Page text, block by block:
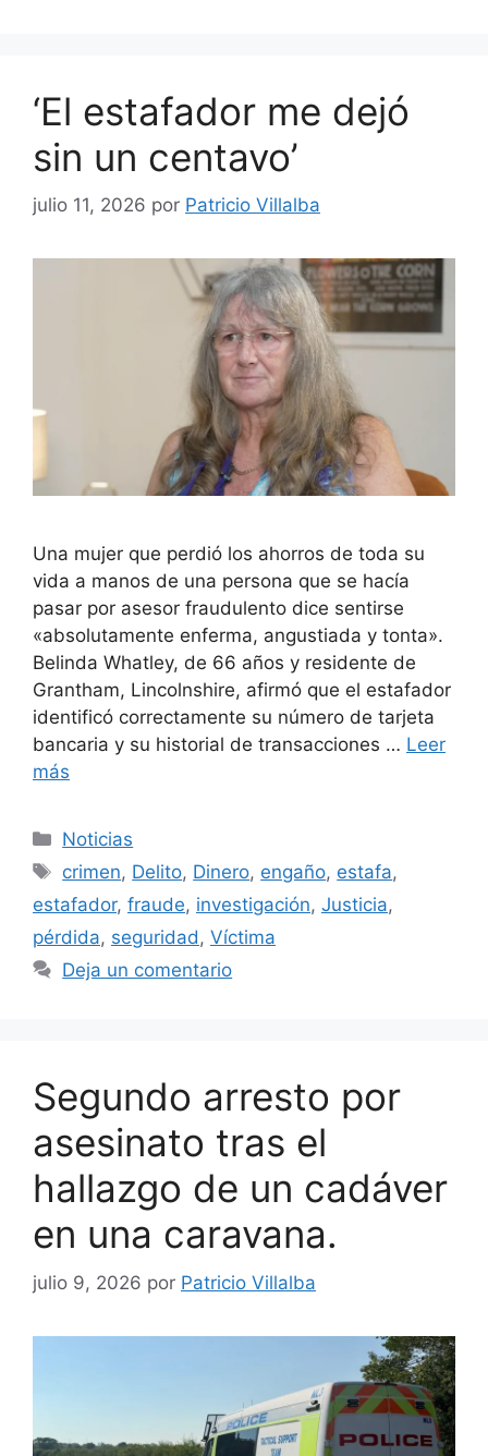
‘El estafador me dejó
sin un centavo’
julio 11, 2026 por Patricio Villalba
Una mujer que perdió los ahorros de toda su
vida a manos de una persona que se hacía
pasar por asesor fraudulento dice sentirse
«absolutamente enferma, angustiada y tonta».
Belinda Whatley, de 66 años y residente de
Grantham, Lincolnshire, afirmó que el estafador
identificó correctamente su número de tarjeta
bancaria y su historial de transacciones … Leer
más
Categorías
Noticias
Etiquetas
crimen, Delito, Dinero, engaño, estafa,
estafador, fraude, investigación, Justicia,
pérdida, seguridad, Víctima
Deja un comentario
Segundo arresto por
asesinato tras el
hallazgo de un cadáver
en una caravana.
julio 9, 2026 por Patricio Villalba